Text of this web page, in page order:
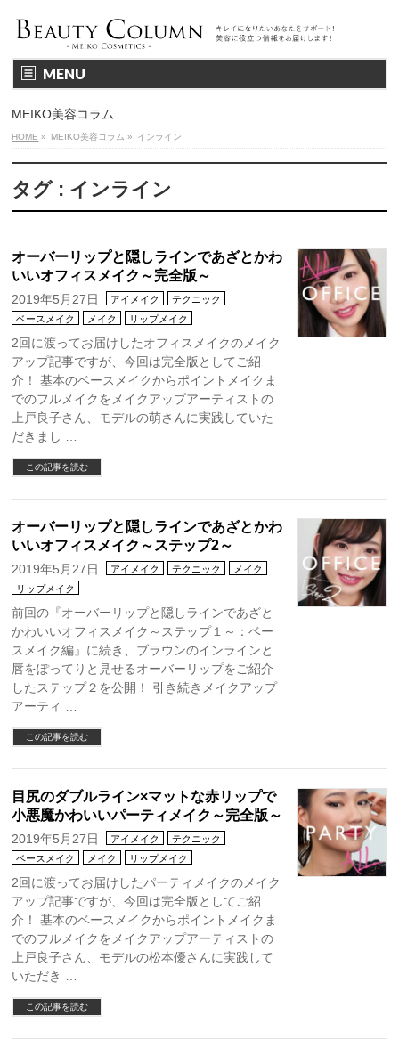
MENU
MEIKO美容コラム
HOME » MEIKO美容コラム » インライン
タグ : インライン
オーバーリップと隠しラインであざとかわ
いいオフィスメイク～完全版～
2019年5月27日 アイメイク
テクニック
ベースメイク
メイク リップメイク
2回に渡ってお届けしたオフィスメイクのメイク
アップ記事ですが、今回は完全版としてご紹
介！ 基本のベースメイクからポイントメイクま
でのフルメイクをメイクアップアーティストの
上戸良子さん、モデルの萌さんに実践していた
だきまし …
この記事を読む
オーバーリップと隠しラインであざとかわ
いいオフィスメイク～ステップ2～
2019年5月27日 アイメイク テクニック
メイク
リップメイク
前回の『オーバーリップと隠しラインであざと
かわいいオフィスメイク～ステップ１～：ベー
スメイク編』に続き、ブラウンのインラインと
唇をぽってりと見せるオーバーリップをご紹介
したステップ２を公開！ 引き続きメイクアップ
アーティ …
この記事を読む
目尻のダブルライン×マットな赤リップで
小悪魔かわいいパーティメイク～完全版～
2019年5月27日 アイメイク
テクニック
ベースメイク
メイク リップメイク
2回に渡ってお届けしたパーティメイクのメイク
アップ記事ですが、今回は完全版としてご紹
介！ 基本のベースメイクからポイントメイクま
でのフルメイクをメイクアップアーティストの
上戸良子さん、モデルの松本優さんに実践して
いただき …
この記事を読む